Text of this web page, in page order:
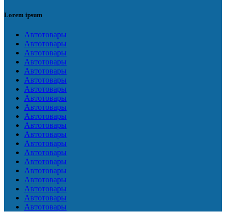
Lorem ipsum
Автотовары
Автотовары
Автотовары
Автотовары
Автотовары
Автотовары
Автотовары
Автотовары
Автотовары
Автотовары
Автотовары
Автотовары
Автотовары
Автотовары
Автотовары
Автотовары
Автотовары
Автотовары
Автотовары
Автотовары